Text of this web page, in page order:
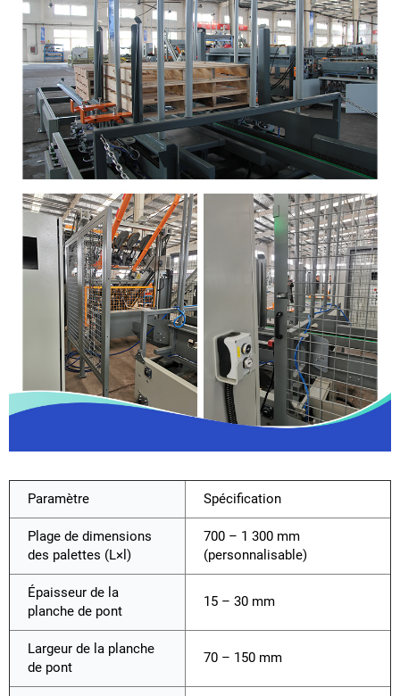
Paramètre Spécification
Plage de dimensions
des palettes (L×l)
700 – 1 300 mm
(personnalisable)
Épaisseur de la
planche de pont
15 – 30 mm
Largeur de la planche
de pont
70 – 150 mm